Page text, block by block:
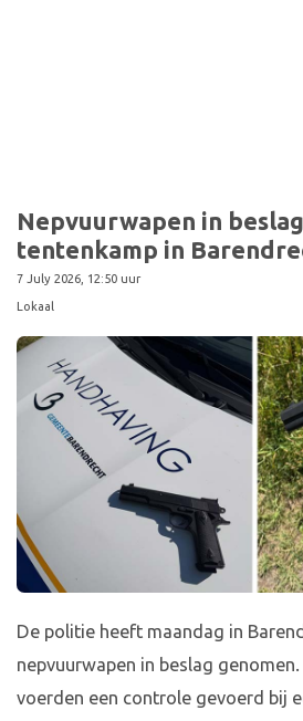
Nepvuurwapen in
tentenkamp in
7 July 2026, 12:50 uur
Lokaal
De politie heeft maandag in
nepvuurwapen in beslag
voerden een controle gevoerd bij